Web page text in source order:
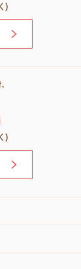
)
)